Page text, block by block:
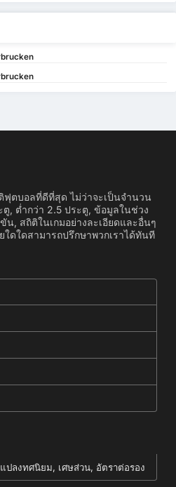
ฟุตบอลที่ดีที่สุด ไม่ว่าจะเป็นจำนวน
ตู, ต่ำกว่า 2.5 ประตู, ข้อมูลในช่วง
น, สถิติในเกมอย่างละเอียดและอื่นๆ
ดใดสามารถปรึกษาพวกเราได้ทันที
ปลงทศนิยม, เศษส่วน, อัตราต่อรอง